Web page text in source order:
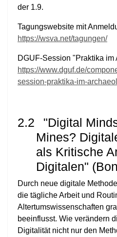
der 1.9.
Tagungswebsite mit
https://wsva.net/tagungen/
DGUF-Session "Praktika
https://www.dguf.de/
session-praktika-im-
2.2
"Digital
Mines?
als Kritische
Digitalen"
Durch neue digitale
die tägliche Arbeit und
Altertumswissenschaften
beeinflusst. Wie verändern
Digitalität nicht nur den